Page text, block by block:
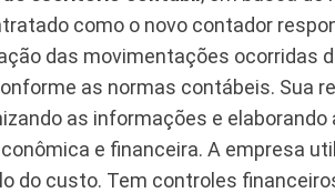
como o novo contador
das movimentações ocorridas
as normas contábeis. Sua
as informações e
e financeira. A empresa
do custo. Tem controles